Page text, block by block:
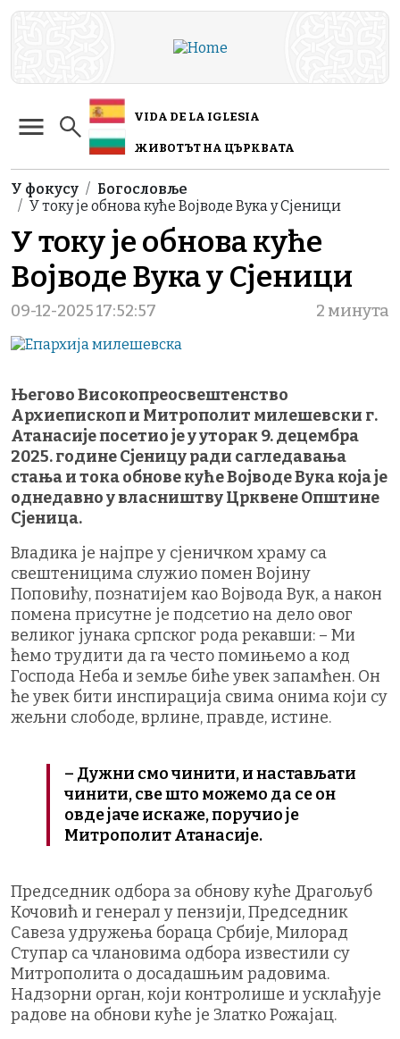
Skip to main content
VIDA DE LA IGLESIA
ЖИВОТЪТ НА ЦЪРКВАТА
Breadcrumb
У фокусу
Богословље
У току је обнова куће Војводе Вука у Сјеници
У току је обнова куће
Војводе Вука у Сјеници
09-12-2025 17:52:57 2 минута
Његово Високопреосвештенство
Архиепископ и Митрополит милешевски г.
Атанасије посетио је у уторак 9. децембра
2025. године Сјеницу ради сагледавања
стања и тока обнове куће Војводе Вука која је
однедавно у власништву Црквене Општине
Сјеница.
Владика је најпре у сјеничком храму са
свештеницима служио помен Војину
Поповићу, познатијем као Војвода Вук, а након
помена присутне је подсетио на дело овог
великог јунака српског рода рекавши: – Ми
ћемо трудити да га често помињемо а код
Господа Неба и земље биће увек запамћен. Он
ће увек бити инспирација свима онима који су
жељни слободе, врлине, правде, истине.
– Дужни смо чинити, и настављати
чинити, све што можемо да се он
овде јаче искаже, поручио је
Митрополит Атанасије.
Председник одбора за обнову куће Драгољуб
Кочовић и генерал у пензији, Председник
Савеза удружења бораца Србије, Милорад
Ступар са члановима одбора известили су
Митрополита о досадашњим радовима.
Надзорни орган, који контролише и усклађује
радове на обнови куће је Златко Рожајац.